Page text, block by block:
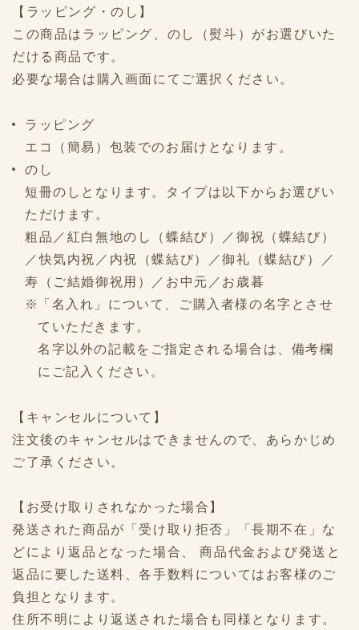
【ラッピング・のし】
この商品はラッピング、のし（熨斗）がお選びいた
だける商品です。
必要な場合は購入画面にてご選択ください。
ラッピング
エコ（簡易）包装でのお届けとなります。
のし
短冊のしとなります。タイプは以下からお選びい
ただけます。
粗品／紅白無地のし（蝶結び）／御祝（蝶結び）
／快気内祝／内祝（蝶結び）／御礼（蝶結び）／
寿（ご結婚御祝用）／お中元／お歳暮
「名入れ」について、ご購入者様の名字とさせ
ていただきます。
名字以外の記載をご指定される場合は、備考欄
にご記入ください。
【キャンセルについて】
注文後のキャンセルはできませんので、あらかじめ
ご了承ください。
【お受け取りされなかった場合】
発送された商品が「受け取り拒否」「長期不在」な
どにより返品となった場合、 商品代金および発送と
返品に要した送料、各手数料についてはお客様のご
負担となります。
住所不明により返送された場合も同様となります。